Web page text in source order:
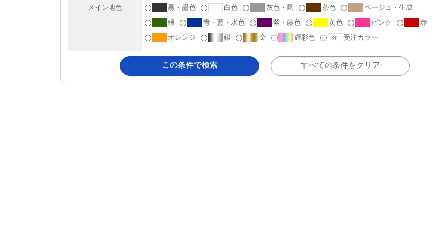
メイン地色 黒・墨色 白色 灰色・鼠 茶色
ベージュ・生成
緑
青・藍・水色 紫・藤色 黄色 ピンク
赤
オレンジ
銀 金 輝彩色 受注カラー